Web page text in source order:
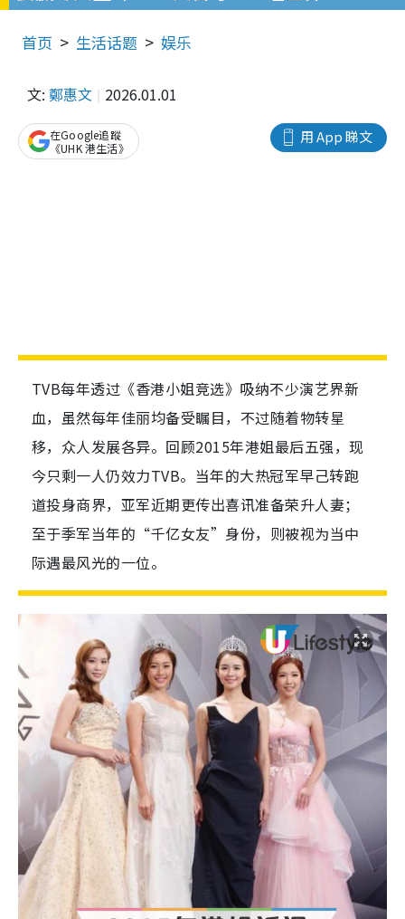
首页 生活话题 娱乐
文: 鄭惠文 2026.01.01
用 App 睇文
在Google追蹤
《UHK 港生活》
TVB每年透过《香港小姐竞选》吸纳不少演艺界新
血，虽然每年佳丽均备受瞩目，不过随着物转星
移，众人发展各异。回顾2015年港姐最后五强，现
今只剩一人仍效力TVB。当年的大热冠军早己转跑
道投身商界，亚军近期更传出喜讯准备荣升人妻；
至于季军当年的“千亿女友”身份，则被视为当中
际遇最风光的一位。